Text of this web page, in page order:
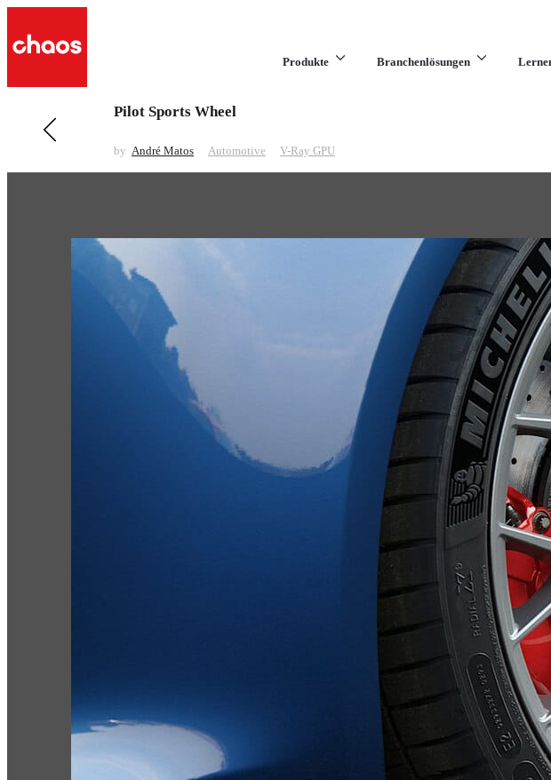
Produkte Branchenlösungen
Previous in Automotive
Pilot Sports Wheel
by André Matos Automotive V-Ray GPU